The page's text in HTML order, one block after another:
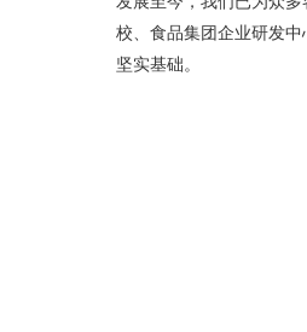
校、食品集团企业研发
坚实基础。